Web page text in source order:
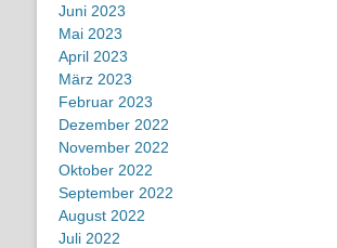
Juni 2023
Mai 2023
April 2023
März 2023
Februar 2023
Dezember 2022
November 2022
Oktober 2022
September 2022
August 2022
Juli 2022